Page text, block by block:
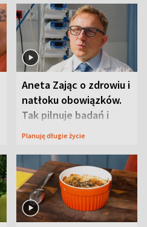
Aneta Zając o zdrowiu i
natłoku obowiązków.
Tak pilnuje badań i
wizyt
Planuję długie życie